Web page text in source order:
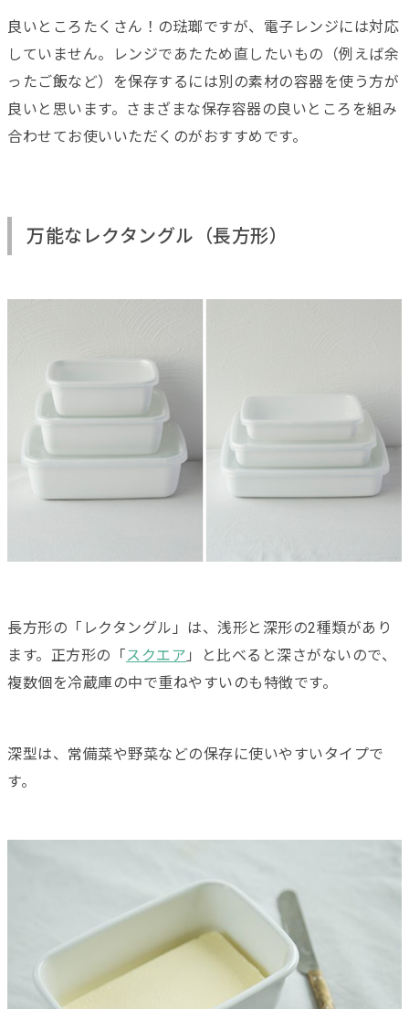
良いところたくさん！の琺瑯ですが、電子レンジには対応
していません。レンジであたため直したいもの（例えば余
ったご飯など）を保存するには別の素材の容器を使う方が
良いと思います。さまざまな保存容器の良いところを組み
合わせてお使いいただくのがおすすめです。
万能なレクタングル（長方形）
長方形の「レクタングル」は、浅形と深形の2種類があり
ます。正方形の「スクエア 」と比べると深さがないので、
複数個を冷蔵庫の中で重ねやすいのも特徴です。
深型は、常備菜や野菜などの保存に使いやすいタイプで
す。